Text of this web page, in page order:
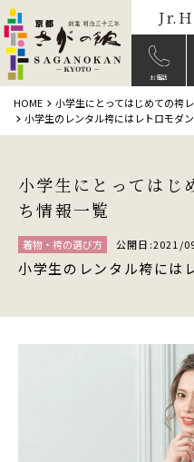
お電話
HOME
小学生にとってはじめての袴
小学生のレンタル袴にはレトロモダ
小学生にとってはじ
ち情報一覧
着物・袴の選び方 公開日:2021/
小学生のレンタル袴には